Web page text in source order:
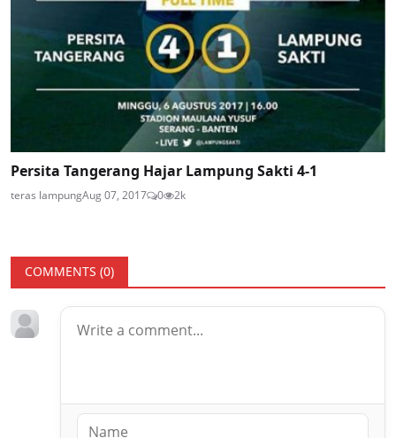
Persita Tangerang Hajar Lampung Sakti 4-1
teras lampungAug 07, 2017 0 2k
COMMENTS (0)